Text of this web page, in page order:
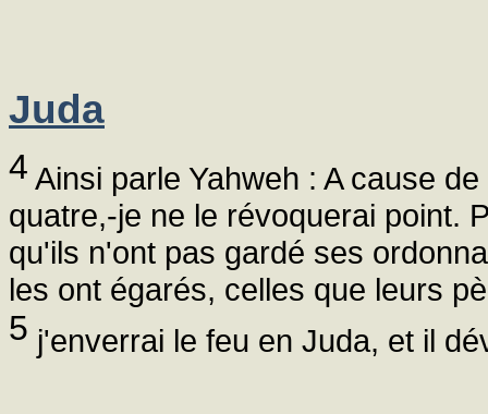
Juda
4 Ainsi parle Yahweh : A cause
quatre,-je ne le révoquerai point.
qu'ils n'ont pas gardé ses
les ont égarés, celles que leurs
5 j'enverrai le feu en Juda, et il